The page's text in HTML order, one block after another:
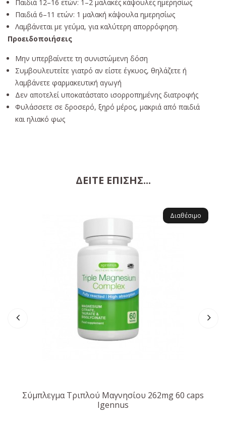
Παιδιά 12–16 ετών: 1–2 μαλακές κάψουλες ημερησίως
Παιδιά 6–11 ετών: 1 μαλακή κάψουλα ημερησίως
Λαμβάνεται με γεύμα, για καλύτερη απορρόφηση.
Προειδοποιήσεις
Μην υπερβαίνετε τη συνιστώμενη δόση
Συμβουλευτείτε γιατρό αν είστε έγκυος, θηλάζετε ή
λαμβάνετε φαρμακευτική αγωγή
Δεν αποτελεί υποκατάστατο ισορροπημένης διατροφής
Φυλάσσετε σε δροσερό, ξηρό μέρος, μακριά από παιδιά
και ηλιακό φως
από άγριο ιχθυέλαιο γαύρου
Περιέχει ιχθυέλαιο και ζελατίνη ψαριού.
μαγιά, ξηρούς καρπούς ή φιστίκια. Χωρίς ΓΤΟ. Συμβατό με
δίαιτες halal και kosher.
ΔΕΊΤΕ ΕΠΊΣΗΣ...
Διαθέσιμο
Σύμπλεγμα Τριπλού Μαγνησίου 262mg 60 caps
Igennus